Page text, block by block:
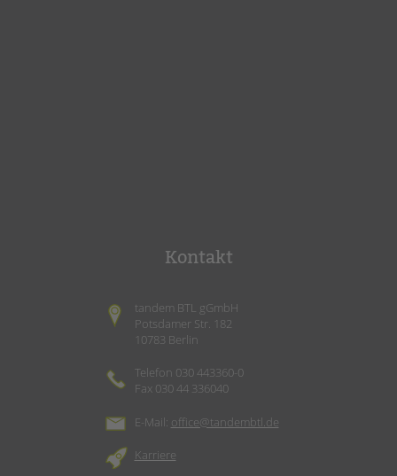
Kontakt
tandem BTL gGmbH
Potsdamer Str. 182
10783 Berlin
Telefon 030 443360-0
Fax 030 44 336040
E-Mail: office@tandembtl.de
Karriere